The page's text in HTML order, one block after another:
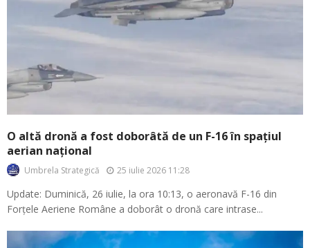
O altă dronă a fost doborâtă de un F-16 în spațiul
aerian național
Umbrela Strategică 25 iulie 2026 11:28
Update: Duminică, 26 iulie, la ora 10:13, o aeronavă F-16 din
Forțele Aeriene Române a doborât o dronă care intrase...